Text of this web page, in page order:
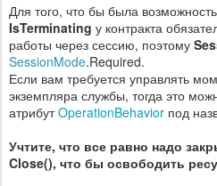
Для того, что бы была
IsTerminating у контракта
работы через сессию, поэтому
SessionMode.Required.
Если вам требуется управлять
экземпляра службы, тогда это
атрибутOperationBehavior под
Учтите, что все равно надо
Close(), что бы освободить